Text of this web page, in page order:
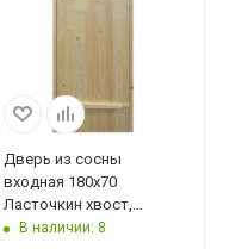
Дверь из сосны
входная 180х70
Ласточкин хвост,
Банный Перец
В наличии: 8